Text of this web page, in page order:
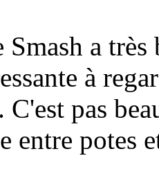
Smash a
à
C'est pas
entre potes